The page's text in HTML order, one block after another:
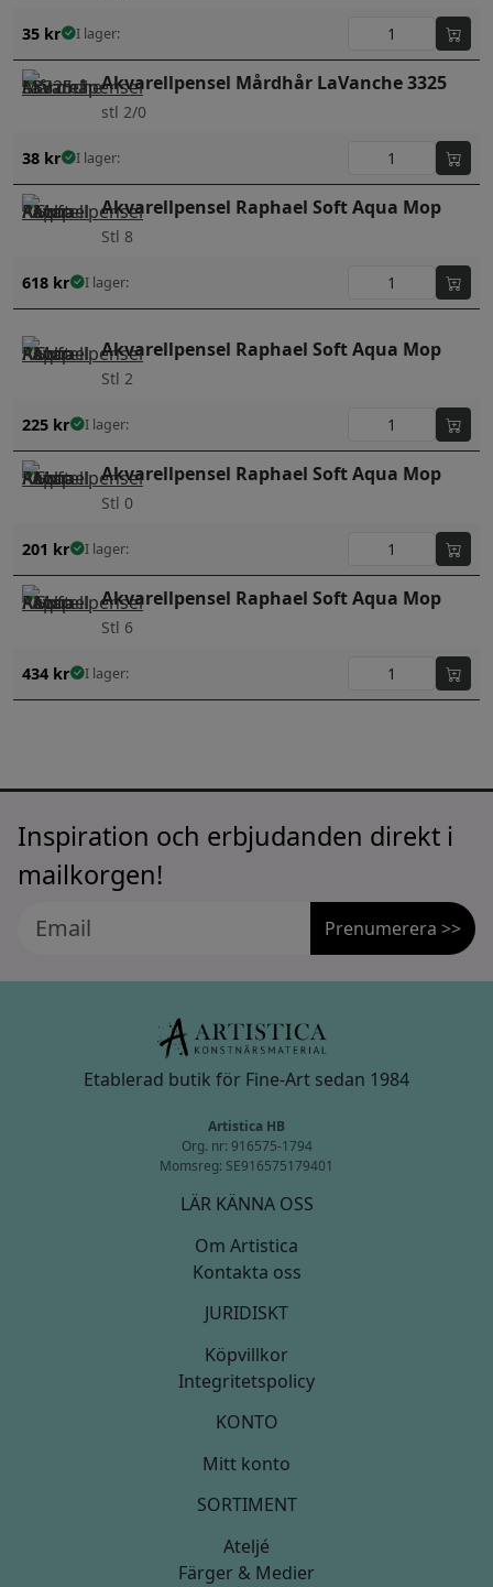
35 kr I lager:
Akvarellpensel Mårdhår LaVanche 3325
stl 2/0
38 kr I lager:
Akvarellpensel Raphael Soft Aqua Mop
Stl 8
618 kr I lager:
Akvarellpensel Raphael Soft Aqua Mop
Stl 2
225 kr I lager:
Akvarellpensel Raphael Soft Aqua Mop
Stl 0
201 kr I lager:
Akvarellpensel Raphael Soft Aqua Mop
Stl 6
434 kr I lager:
Inspiration och erbjudanden direkt i
mailkorgen!
Prenumerera >>
Etablerad butik för Fine-Art sedan 1984
Artistica HB
Org. nr: 916575-1794
Momsreg: SE916575179401
LÄR KÄNNA OSS
Om Artistica
Kontakta oss
JURIDISKT
Köpvillkor
Integritetspolicy
KONTO
Mitt konto
SORTIMENT
Ateljé
Färger & Medier